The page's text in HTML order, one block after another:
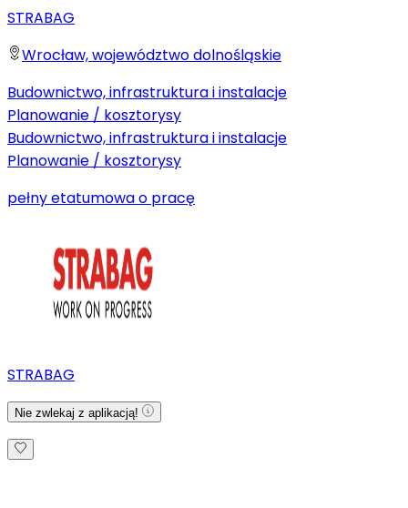
STRABAG
Wrocław, województwo dolnośląskie
Budownictwo, infrastruktura i instalacje
Planowanie / kosztorysy
Budownictwo, infrastruktura i instalacje
Planowanie / kosztorysy
pełny etatumowa o pracę
STRABAG
Nie zwlekaj z aplikacją!